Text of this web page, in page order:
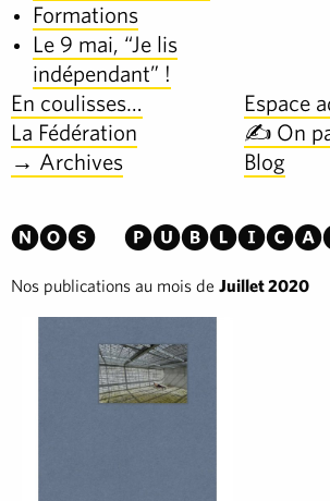
Formations
Le 9 mai, “Je lis
indépendant” !
En coulisses…
Espace
La Fédération
✍️ On
→ Archives
Blog
Nos
Nos publications au mois de Juillet 2020